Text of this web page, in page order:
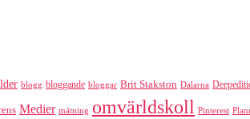
blogg bloggande bloggar Brit Stakston Dalarna
Medier mätning omvärldskoll Pinterest